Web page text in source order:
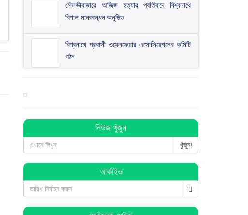
মৌলভীবাজারে আজিজ হত্যার প্রতিবাদে বিশ্বনাথে
বিশাল মানববন্ধন অনুষ্ঠিত
বিশ্বনাথে প্রবাসী ওয়েলফেয়ার এসোসিয়েশনের কমিটি
গঠন
বিশ্বনাথে ব্যবসায়ীর ৭ লাখ টাকা চুরি, থানায় অভিযোগ
বিশ্বনাথে পূজা উদযাপন পরিষদের কমিটি গঠন : সভাপতি
সুনিল সম্পাদক কানু
নিউজ খুঁজুন
খুঁজুন!
আর্কাইভ